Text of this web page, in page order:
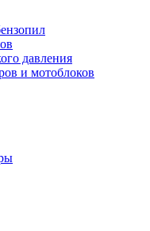
давления
и мотоблоков